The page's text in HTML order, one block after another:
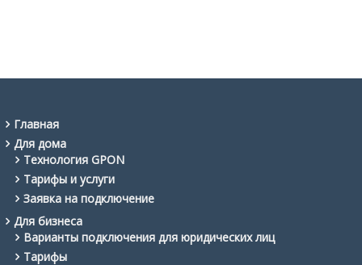
Главная
Для дома
Технология GPON
Тарифы и услуги
Заявка на подключение
Для бизнеса
Варианты подключения для юридических лиц
Тарифы